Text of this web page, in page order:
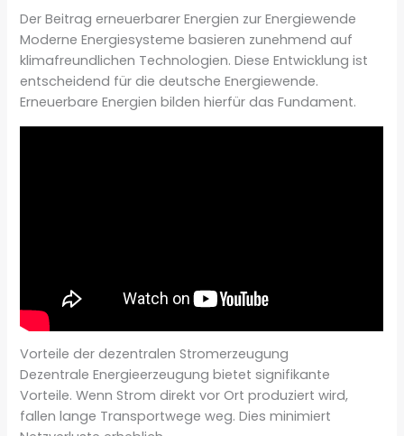
Der Beitrag erneuerbarer Energien zur Energiewende
Moderne Energiesysteme basieren zunehmend auf
klimafreundlichen Technologien. Diese Entwicklung ist
entscheidend für die deutsche Energiewende.
Erneuerbare Energien bilden hierfür das Fundament.
Vorteile der dezentralen Stromerzeugung
Dezentrale Energieerzeugung bietet signifikante
Vorteile. Wenn Strom direkt vor Ort produziert wird,
fallen lange Transportwege weg. Dies minimiert